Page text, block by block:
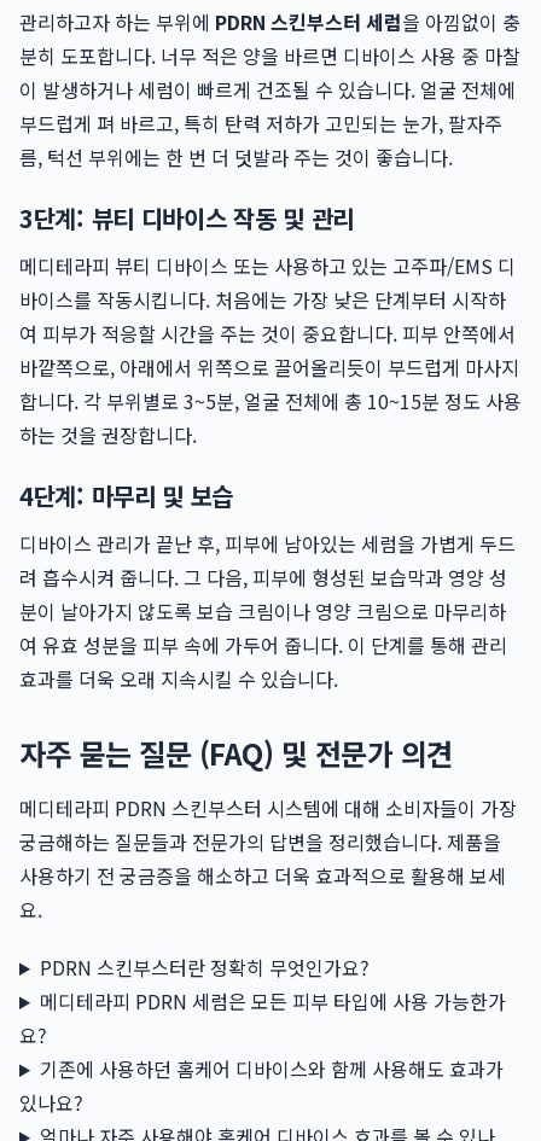
관리하고자 하는 부위에 PDRN 스킨부스터 세럼을 아낌없이 충
분히 도포합니다. 너무 적은 양을 바르면 디바이스 사용 중 마찰
이 발생하거나 세럼이 빠르게 건조될 수 있습니다. 얼굴 전체에
부드럽게 펴 바르고, 특히 탄력 저하가 고민되는 눈가, 팔자주
름, 턱선 부위에는 한 번 더 덧발라 주는 것이 좋습니다.
3단계: 뷰티 디바이스 작동 및 관리
메디테라피 뷰티 디바이스 또는 사용하고 있는 고주파/EMS 디
바이스를 작동시킵니다. 처음에는 가장 낮은 단계부터 시작하
여 피부가 적응할 시간을 주는 것이 중요합니다. 피부 안쪽에서
바깥쪽으로, 아래에서 위쪽으로 끌어올리듯이 부드럽게 마사지
합니다. 각 부위별로 3~5분, 얼굴 전체에 총 10~15분 정도 사용
하는 것을 권장합니다.
4단계: 마무리 및 보습
디바이스 관리가 끝난 후, 피부에 남아있는 세럼을 가볍게 두드
려 흡수시켜 줍니다. 그 다음, 피부에 형성된 보습막과 영양 성
분이 날아가지 않도록 보습 크림이나 영양 크림으로 마무리하
여 유효 성분을 피부 속에 가두어 줍니다. 이 단계를 통해 관리
효과를 더욱 오래 지속시킬 수 있습니다.
자주 묻는 질문 (FAQ) 및 전문가 의견
메디테라피 PDRN 스킨부스터 시스템에 대해 소비자들이 가장
궁금해하는 질문들과 전문가의 답변을 정리했습니다. 제품을
사용하기 전 궁금증을 해소하고 더욱 효과적으로 활용해 보세
요.
PDRN 스킨부스터란 정확히 무엇인가요?
메디테라피 PDRN 세럼은 모든 피부 타입에 사용 가능한가
요?
기존에 사용하던 홈케어 디바이스와 함께 사용해도 효과가
있나요?